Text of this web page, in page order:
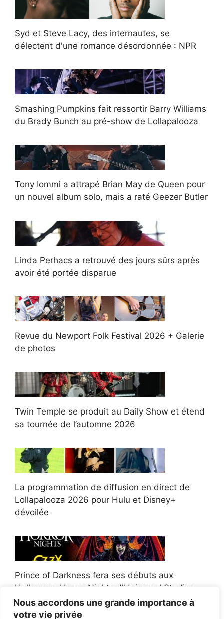
Nous accordons une grande importance à
votre vie privée
Syd et Steve Lacy, des internautes, se
délectent d'une romance désordonnée : NPR
Smashing Pumpkins fait ressortir Barry Williams
du Brady Bunch au pré-show de Lollapalooza
Tony Iommi a attrapé Brian May de Queen pour
un nouvel album solo, mais a raté Geezer Butler
Linda Perhacs a retrouvé des jours sûrs après
avoir été portée disparue
Revue du Newport Folk Festival 2026 + Galerie
de photos
Twin Temple se produit au Daily Show et étend
sa tournée de l’automne 2026
La programmation de diffusion en direct de
Lollapalooza 2026 pour Hulu et Disney+
dévoilée
Prince of Darkness fera ses débuts aux
Halloween Horror Nights d'Universal Studios